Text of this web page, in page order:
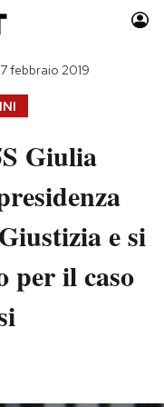
Idee
febbraio 2019
Giulia
e si
per il caso